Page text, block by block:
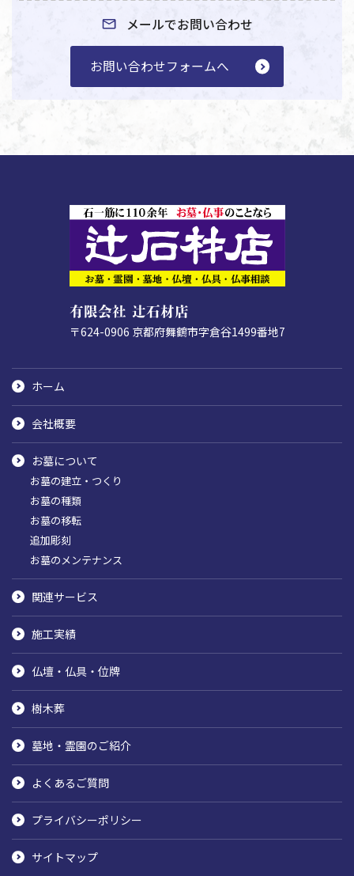
メールでお問い合わせ
お問い合わせフォームへ
有限会社 辻石材店
〒624-0906 京都府舞鶴市字倉谷1499番地7
ホーム
会社概要
お墓について
お墓の建立・つくり
お墓の種類
お墓の移転
追加彫刻
お墓のメンテナンス
関連サービス
施工実績
仏壇・仏具・位牌
樹木葬
墓地・霊園のご紹介
よくあるご質問
プライバシーポリシー
サイトマップ